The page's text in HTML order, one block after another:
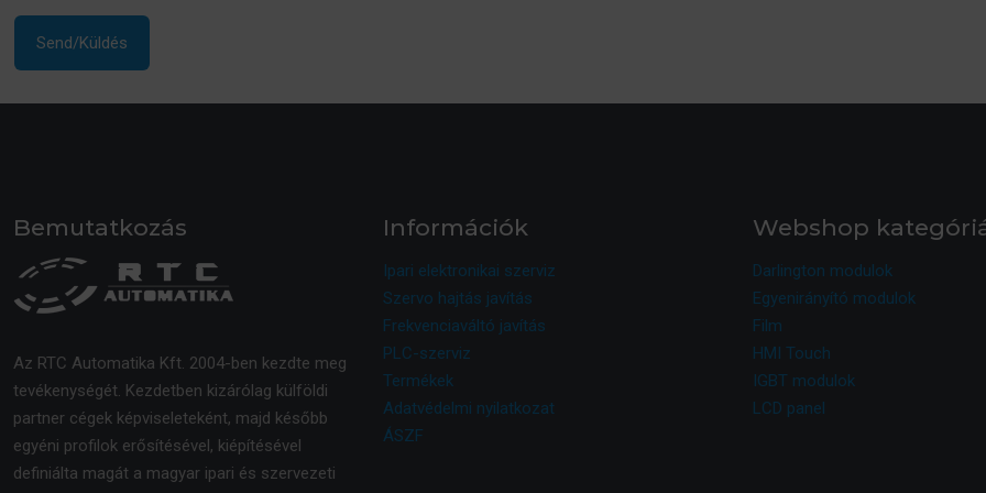
Bemutatkozás
Az RTC Automatika Kft. 2004-ben kezdte meg
tevékenységét. Kezdetben kizárólag külföldi
partner cégek képviseleteként, majd később
egyéni profilok erősítésével, kiépítésével
definiálta magát a magyar ipari és szervezeti
Információk
Ipari elektronikai szerviz
Szervo hajtás javítás
Frekvenciaváltó javítás
PLC-szerviz
Termékek
Adatvédelmi nyilatkozat
ÁSZF
Webshop
Darlington modulok
Egyenirányító modulok
Film
HMI Touch
IGBT modulok
LCD panel